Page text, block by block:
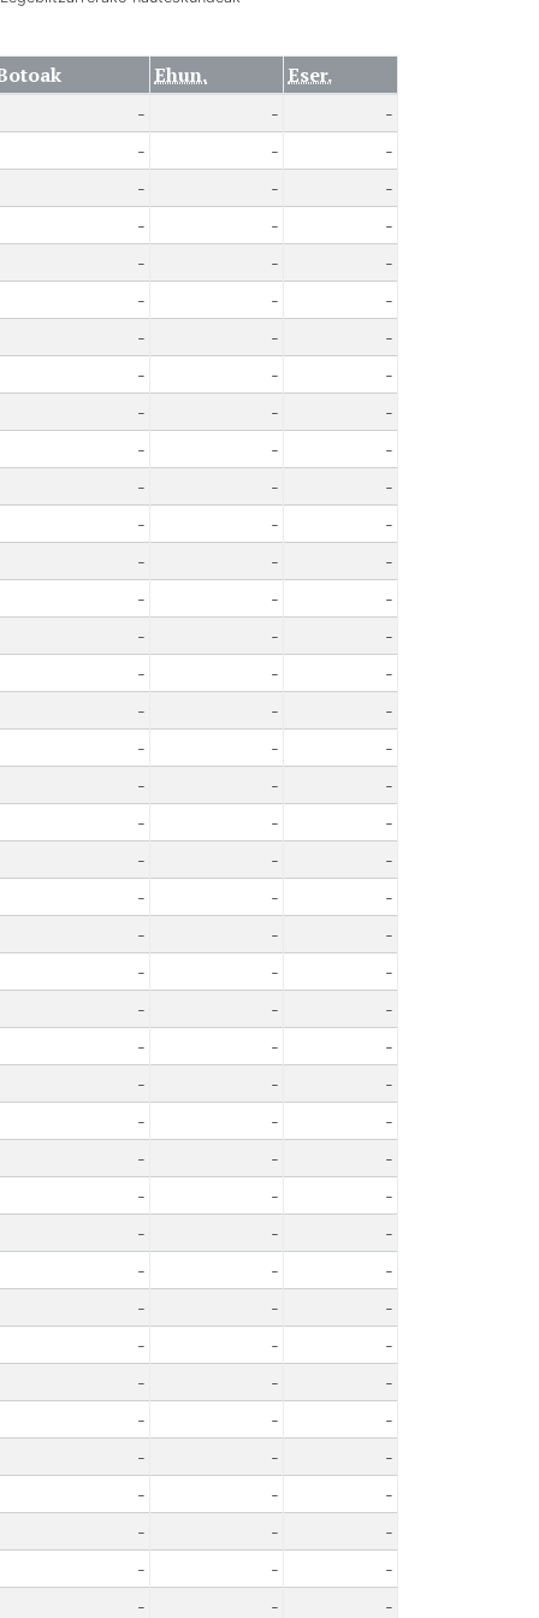
Ehun.
Eser.
- -
-
- -
-
- -
-
- -
-
- -
-
- -
-
- -
-
- -
-
- -
-
- -
-
- -
-
- -
-
- -
-
- -
-
- -
-
- -
-
- -
-
- -
-
- -
-
- -
-
- -
-
- -
-
- -
-
- -
-
- -
-
- -
-
- -
-
- -
-
- -
-
- -
-
- -
-
- -
-
- -
-
- -
-
- -
-
- -
-
- -
-
- -
-
- -
-
- -
-
- -
-